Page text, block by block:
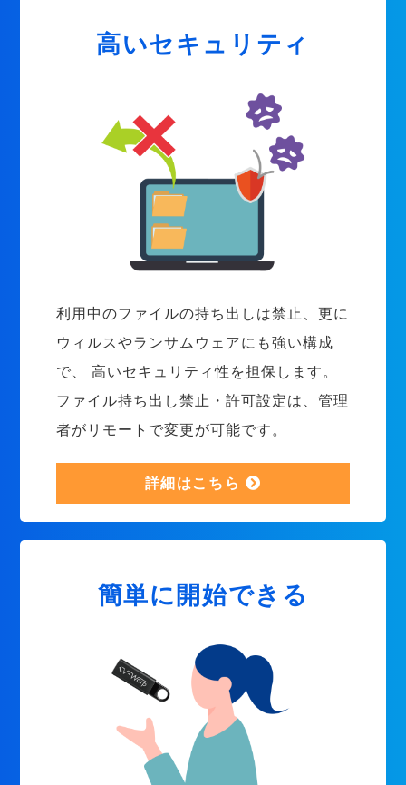
高いセキュリティ
利用中のファイルの持ち出しは禁止、更に
ウィルスやランサムウェアにも強い構成
で、 高いセキュリティ性を担保します。
ファイル持ち出し禁止・許可設定は、管理
者がリモートで変更が可能です。
詳細はこちら
簡単に開始できる